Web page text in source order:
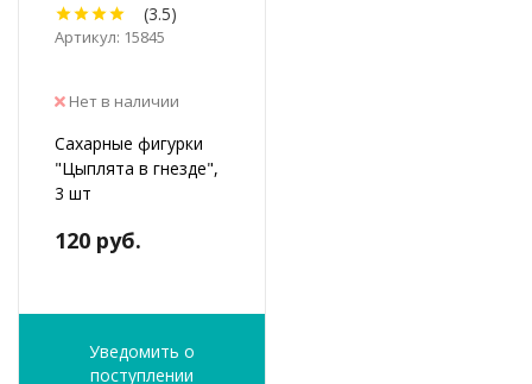
(3.5)
Артикул: 15845
Нет в наличии
Сахарные фигурки
"Цыплята в гнезде",
3 шт
120 руб.
Уведомить о
поступлении